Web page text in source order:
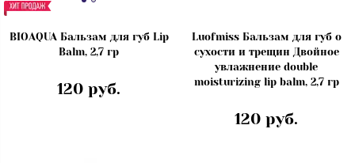
BIOAQUA Бальзам для губ Lip
Balm, 2,7 гр
120 руб.
Luofmiss Бальзам для губ о
сухости и трещин Двойное
увлажнение double
moisturizing lip balm, 2,7 гр
120 руб.